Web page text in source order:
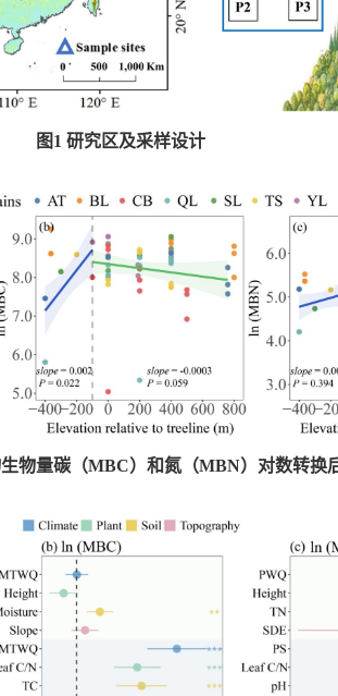
图1 研究区及采样设计
物量碳（MBC）和氮（MBN）对数转换